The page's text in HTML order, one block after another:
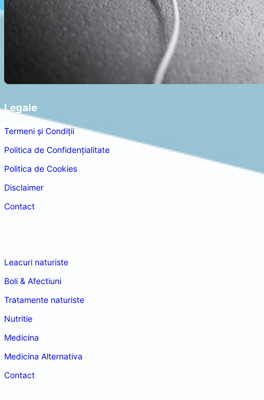
Legale
Termeni și Condiții
Politica de Confidențialitate
Politica de Cookies
Disclaimer
Contact
Leacuri naturiste
Boli & Afectiuni
Tratamente naturiste
Nutritie
Medicina
Medicina Alternativa
Contact